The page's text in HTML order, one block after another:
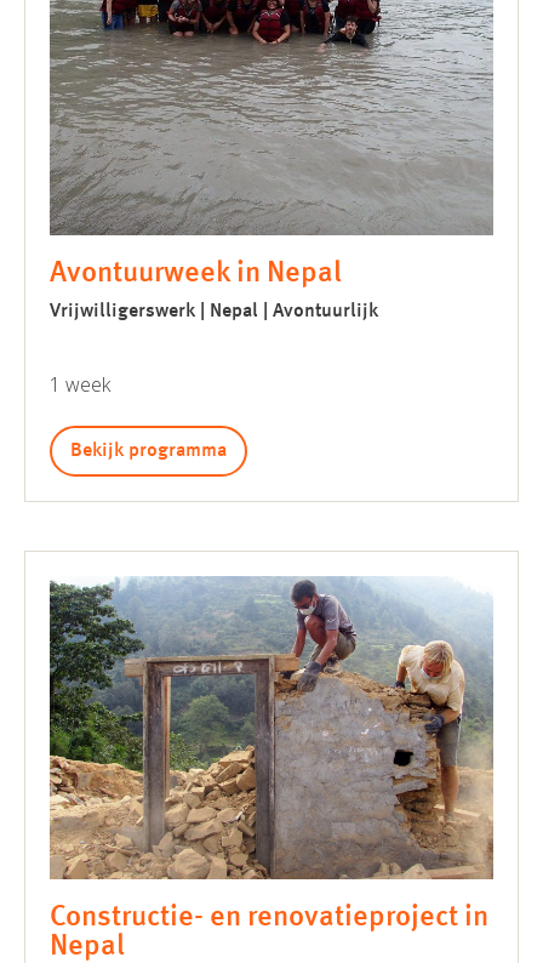
Avontuurweek in Nepal
Vrijwilligerswerk | Nepal | Avontuurlijk
1 week
Bekijk programma
Constructie- en renovatieproject in
Nepal